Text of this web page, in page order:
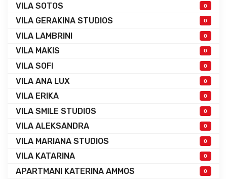
VILA SOTOS 0
VILA GERAKINA STUDIOS 0
VILA LAMBRINI 0
VILA MAKIS 0
VILA SOFI 0
VILA ANA LUX 0
VILA ERIKA 0
VILA SMILE STUDIOS 0
VILA ALEKSANDRA 0
VILA MARIANA STUDIOS 0
VILA KATARINA 0
APARTMANI KATERINA AMMOS 0